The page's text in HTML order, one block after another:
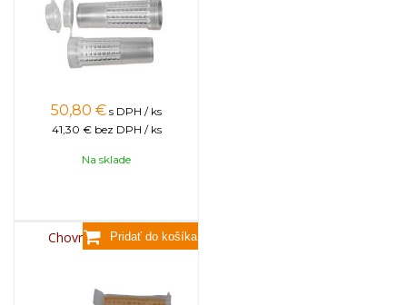
50,80 € s DPH / ks
41,30 € bez DPH / ks
Na sklade
Chovný systém BEE